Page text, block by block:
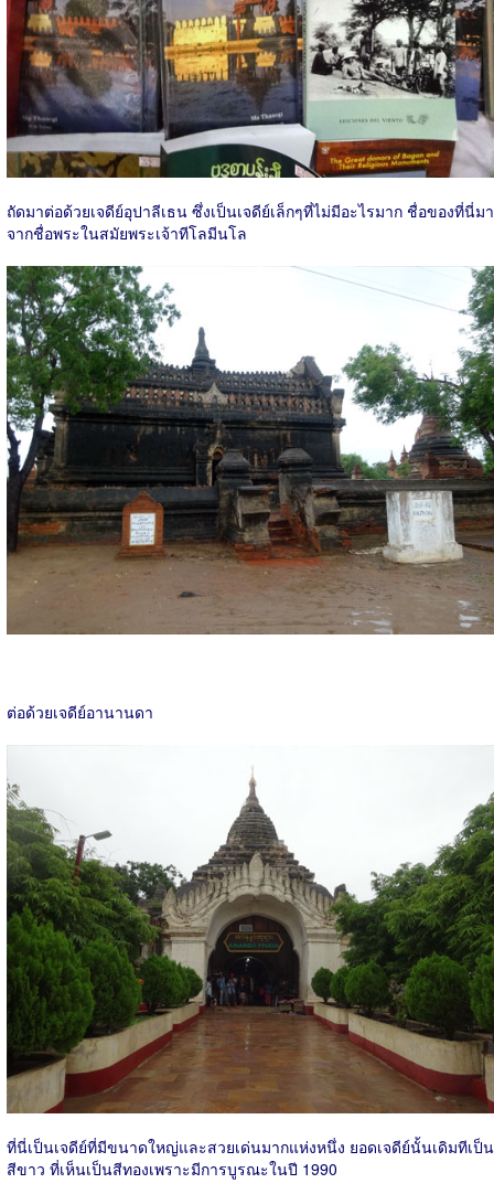
ถัดมาต่อด้วยเจดีย์อุปาลีเธน ซึ่งเป็นเจดีย์เล็กๆที่ไม่มีอะไรมาก ชื่อของที่นี่มา
จากชื่อพระในสมัยพระเจ้าทีโลมีนโล
ต่อด้วยเจดีย์อานานดา
ที่นี่เป็นเจดีย์ที่มีขนาดใหญ่และสวยเด่นมากแห่งหนึ่ง ยอดเจดีย์นั้นเดิมทีเป็น
สีขาว ที่เห็นเป็นสีทองเพราะมีการบูรณะในปี 1990